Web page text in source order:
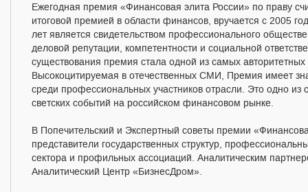
Ежегодная премия «Финансовая элита России» по праву
итоговой премией в области финансов, вручается с 2005
лет является свидетельством профессионального
деловой репутации, компетентности и социальной
существования премия стала одной из самых
Высокоцитируемая в отечественных СМИ, Премия имеет
среди профессиональных участников отрасли. Это одно
светских событий на российском финансовом рынке.
В Попечительский и Экспертный советы премии
представители государственных структур,
сектора и профильных ассоциаций. Аналитическим
Аналитический Центр «БизнесДром».